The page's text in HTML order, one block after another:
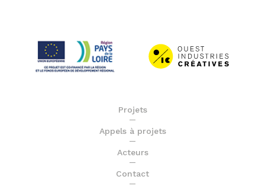
Projets
Appels à projets
Acteurs
Contact